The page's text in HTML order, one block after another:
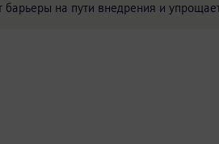
барьеры на пути внедрения и